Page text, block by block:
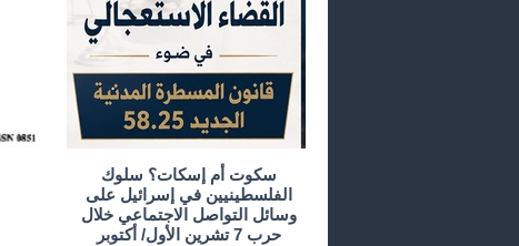
سكوت أم إسكات؟ سلوك
الفلسطينيين في إسرائيل على
وسائل التواصل الاجتماعي خلال
حرب 7 تشرين الأول/ أكتوبر